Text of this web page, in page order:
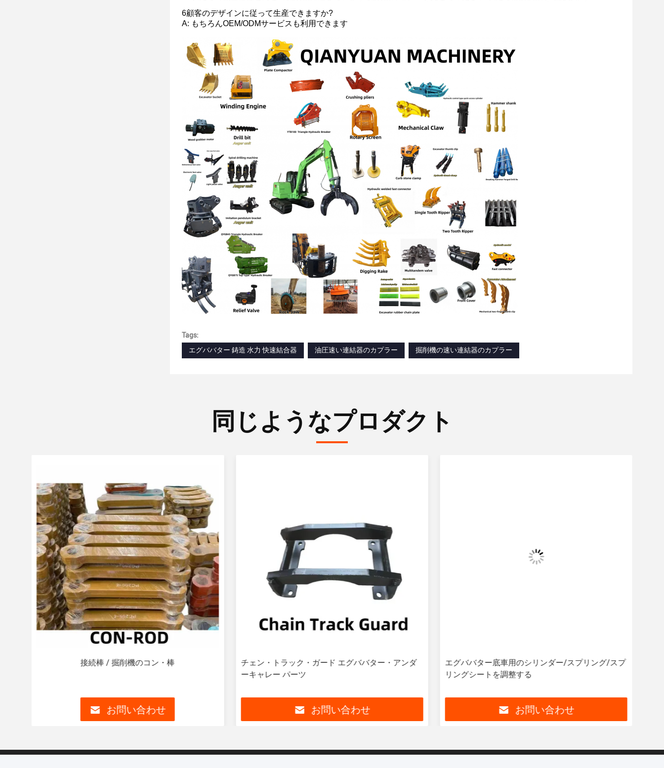
6顧客のデザインに従って生産できますか?
A: もちろんOEM/ODMサービスも利用できます
Tags:
エグババター 鋳造 水力 快速結合器
油圧速い連結器のカプラー 掘削機の速い連結器のカプラー
同じようなプロダクト
接続棒 / 掘削機のコン・棒
お問い合わせ
チェン・トラック・ガード エグババター・アンダ
ーキャレー パーツ
お問い合わせ
エグババター底車用のシリンダー/スプリング/スプ
リングシートを調整する
お問い合わせ